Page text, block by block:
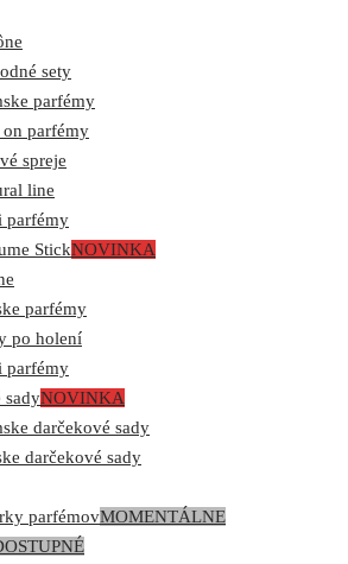
sety
parfémy
parfémy
spreje
line
parfémy
StickNOVINKA
parfémy
po holení
parfémy
sadyNOVINKA
darčekové sady
darčekové sady
parfémovMOMENTÁLNE